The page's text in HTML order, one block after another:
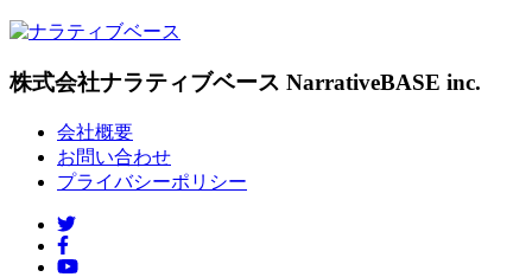
株式会社ナラティブベース NarrativeBASE inc.
会社概要
お問い合わせ
プライバシーポリシー